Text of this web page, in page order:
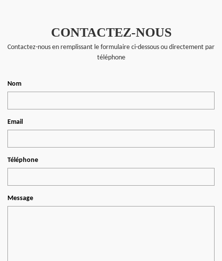
CONTACTEZ-NOUS
Contactez-nous en remplissant le formulaire ci-dessous ou directement par
téléphone
Nom
Email
Téléphone
Message